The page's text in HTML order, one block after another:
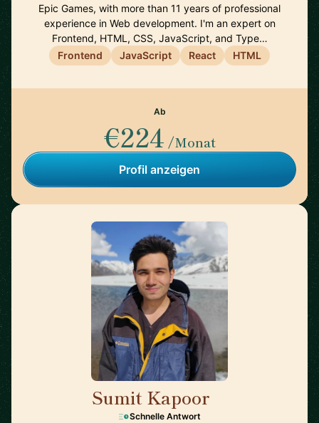
Epic Games, with more than 11 years of professional
experience in Web development. I'm an expert on
Frontend, HTML, CSS, JavaScript, and Type…
Frontend
JavaScript React HTML
Ab
€224 /Monat
Profil anzeigen
Sumit Kapoor
Schnelle Antwort